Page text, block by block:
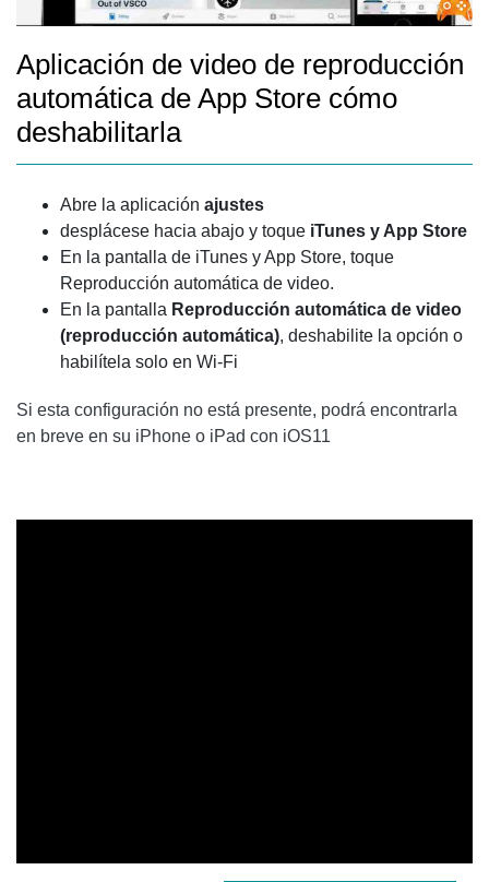
Aplicación de video de reproducción
automática de App Store cómo
deshabilitarla
Abre la aplicación ajustes
desplácese hacia abajo y toque iTunes y App Store
En la pantalla de iTunes y App Store, toque
Reproducción automática de video.
En la pantalla Reproducción automática de video
(reproducción automática), deshabilite la opción o
habilítela solo en Wi-Fi
Si esta configuración no está presente, podrá encontrarla
en breve en su iPhone o iPad con iOS11